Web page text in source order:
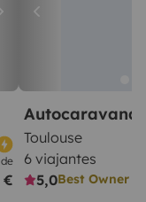
€
Autocaravana
Toulouse
6 viajantes
5,0Best Owner